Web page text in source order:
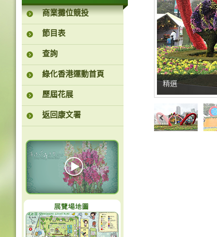
商業攤位競投
節目表
查詢
綠化香港運動首頁
歷屆花展
返回康文署
精選